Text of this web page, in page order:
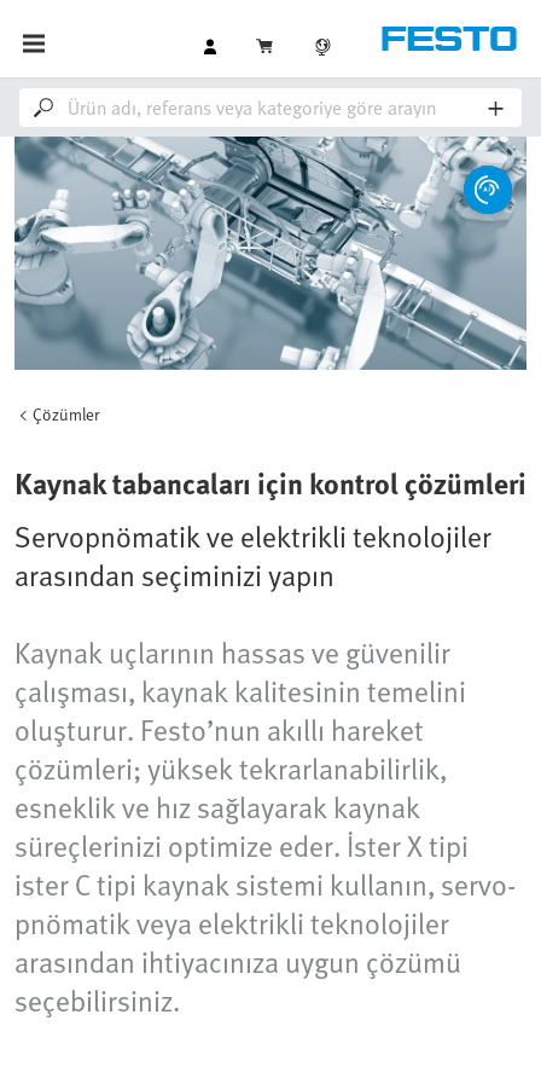
Çözümler
Kaynak tabancaları için kontrol çözümleri
Servopnömatik ve elektrikli teknolojiler
arasından seçiminizi yapın
Kaynak uçlarının hassas ve güvenilir
çalışması, kaynak kalitesinin temelini
oluşturur. Festo’nun akıllı hareket
çözümleri; yüksek tekrarlanabilirlik,
esneklik ve hız sağlayarak kaynak
süreçlerinizi optimize eder. İster X tipi
ister C tipi kaynak sistemi kullanın, servo-
pnömatik veya elektrikli teknolojiler
arasından ihtiyacınıza uygun çözümü
seçebilirsiniz.